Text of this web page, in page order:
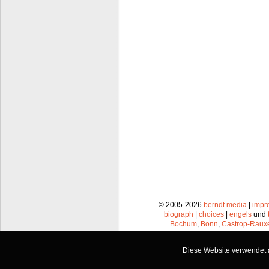
© 2005-2026 berndt media|
biograph
choices engels und
Bochum, Bonn, Castrop-
Essen,Frechen,
Recklinghausen,
Diese Website